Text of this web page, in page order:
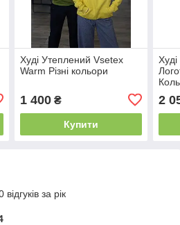
Худі Утеплений Vsetex
Warm Різні кольори
1 400₴
Купити
2
за рік